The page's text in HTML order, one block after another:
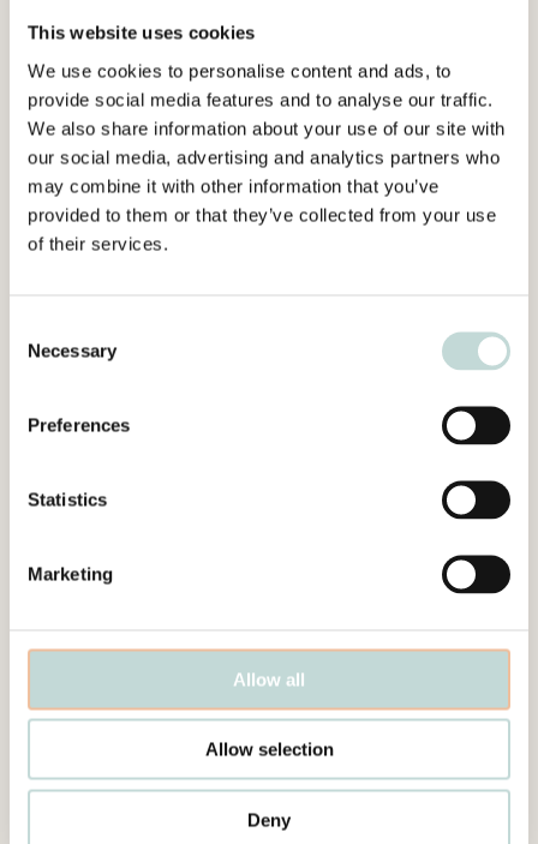
This website uses cookies
We use cookies to personalise content and ads, to
provide social media features and to analyse our traffic.
We also share information about your use of our site with
our social media, advertising and analytics partners who
may combine it with other information that you’ve
provided to them or that they’ve collected from your use
of their services.
Selection
Necessary
Preferences
Statistics
Marketing
Allow all
Allow selection
Deny
helst förhandling, ändra sin ställning i
rangordningen eller det pris som kommer att
gälla för någon del av kontraktet.
EU-domstolen slår därmed fast att modellen
för tilldelning av delkontrakt inte står i strid
med upphandlingsrätten.
Det följer av 4 kap 15 § 2 st. LOU att en
upphandlande myndighet som väljer att dela
upp en upphandling i delområden också får
begränsa det antal kontrakt som en och samma
för begränsningen framgår av
begränsning får ske är okontroversiellt och
tilldelade tvåans (dvs. anbudsgivarens som är
rangordnad som nummer två i ramavtalet)
priser kommer att justeras ned till den vinnande
anbudsgivarens priser, förutsatt att